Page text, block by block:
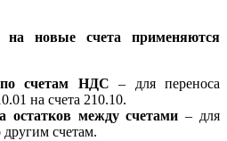
на новые счета применяются
по счетам НДС – для переноса
на счета 210.10.
остатков между счетами – для
другим счетам.